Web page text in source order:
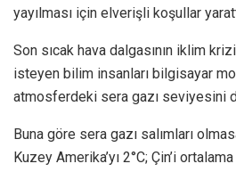
yayılması için elverişli koşullar
Son sıcak hava dalgasının iklim
isteyen bilim insanları bilgisayar
atmosferdeki sera gazı seviyesini
Buna göre sera gazı salımları
Kuzey Amerika’yı 2°C; Çin’i